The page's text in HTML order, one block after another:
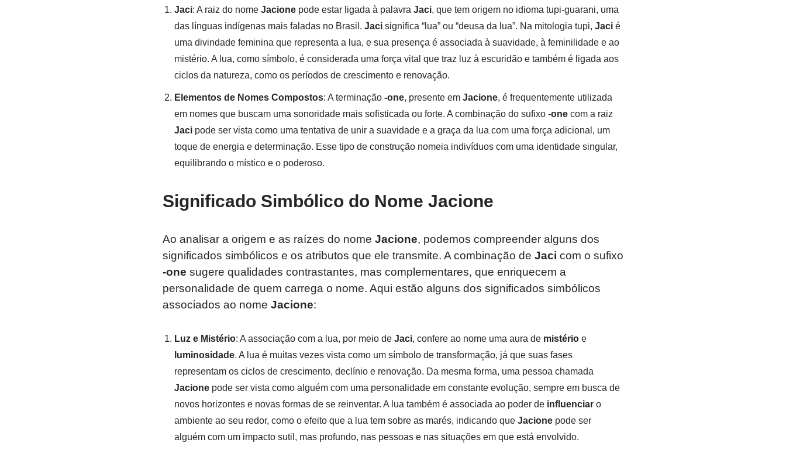
Jaci: A raiz do nome Jacionepode estar ligada à palavra Jaci, que tem origem no idioma tupi-guarani, uma
das línguas indígenas mais faladas no Brasil. Jacisignifica “lua” ou “deusa da lua”. Na mitologia tupi, Jacié
uma divindade feminina que representa a lua, e sua presença é associada à suavidade, à feminilidade e ao
mistério. A lua, como símbolo, é considerada uma força vital que traz luz à escuridão e também é ligada aos
ciclos da natureza, como os períodos de crescimento e renovação.
Elementos de Nomes Compostos: A terminação -one, presente em Jacione, é frequentemente utilizada
em nomes que buscam uma sonoridade mais sofisticada ou forte. A combinação do sufixo -onecom a raiz
Jacipode ser vista como uma tentativa de unir a suavidade e a graça da lua com uma força adicional, um
toque de energia e determinação. Esse tipo de construção nomeia indivíduos com uma identidade singular,
equilibrando o místico e o poderoso.
Significado Simbólico do Nome Jacione
Ao analisar a origem e as raízes do nome Jacione, podemos compreender alguns dos
significados simbólicos e os atributos que ele transmite. A combinação de Jaci com o sufixo
-one sugere qualidades contrastantes, mas complementares, que enriquecem a
personalidade de quem carrega o nome. Aqui estão alguns dos significados simbólicos
associados ao nome Jacione:
Luz e Mistério: A associação com a lua, por meio de Jaci, confere ao nome uma aura de mistérioe
luminosidade. A lua é muitas vezes vista como um símbolo de transformação, já que suas fases
representam os ciclos de crescimento, declínio e renovação. Da mesma forma, uma pessoa chamada
Jacionepode ser vista como alguém com uma personalidade em constante evolução, sempre em busca de
novos horizontes e novas formas de se reinventar. A lua também é associada ao poder de influenciaro
ambiente ao seu redor, como o efeito que a lua tem sobre as marés, indicando que Jacionepode ser
alguém com um impacto sutil, mas profundo, nas pessoas e nas situações em que está envolvido.